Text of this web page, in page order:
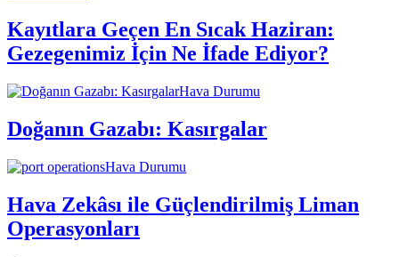
Kayıtlara Geçen En Sıcak Haziran:
Gezegenimiz İçin Ne İfade Ediyor?
Hava Durumu
Doğanın Gazabı: Kasırgalar
Hava Durumu
Hava Zekâsı ile Güçlendirilmiş Liman
Operasyonları